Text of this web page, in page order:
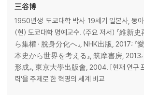
맺는말
Ⅱ. 정치체제(전근대편)
3. 신라의 환관(宦官) 관부(官府)를 찾아서
― 세택(중사성)의 성격에 대한 재검토
머리말
三谷博
1950년생. 도쿄대학 박사. 19세기 일본사, 동
(현) 도쿄대학 명예교수. (주요 저서) 『維新
ら集權 · 脫身分化へ』, NHK出版, 2017; 『
本史から世界を考える』, 筑摩書房,
形成』, 東京大學出版會, 2004. [현재 연구
력’을 주제로 한 혁명의 세계 비교